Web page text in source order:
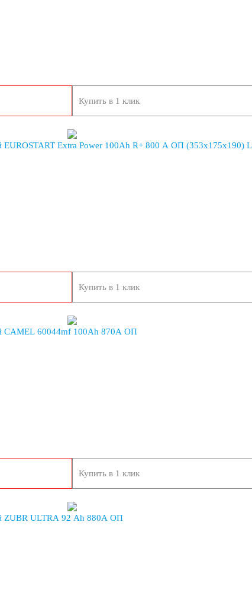
Купить в 1 клик
EUROSTART Extra Power 100Ah R+ 800 A ОП (353x175x190)
Купить в 1 клик
CAMEL 60044mf 100Ah 870A ОП
Купить в 1 клик
ZUBR ULTRA 92 Ah 880A ОП